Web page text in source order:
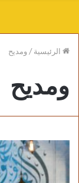
الرئيسية/ومديح
ومديح